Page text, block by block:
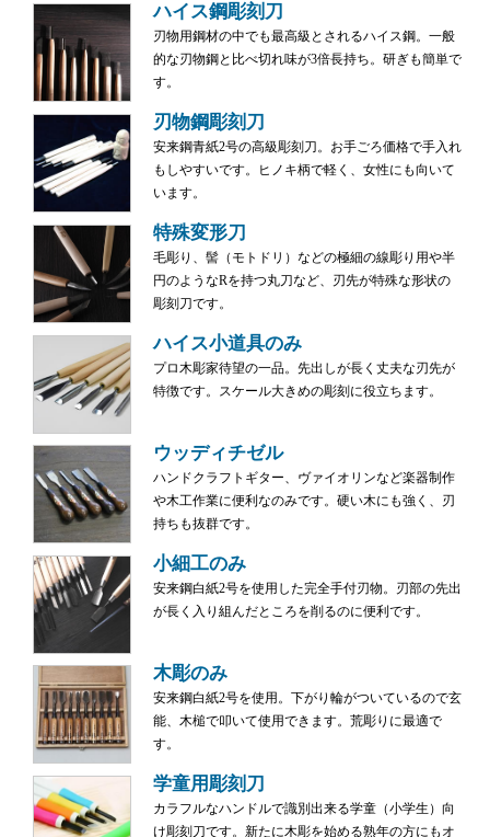
ハイス鋼彫刻刀
刃物用鋼材の中でも最高級とされるハイス鋼。一般
的な刃物鋼と比べ切れ味が3倍長持ち。研ぎも簡単で
す。
刃物鋼彫刻刀
安来鋼青紙2号の高級彫刻刀。お手ごろ価格で手入れ
もしやすいです。ヒノキ柄で軽く、女性にも向いて
います。
特殊変形刀
毛彫り、髻（モトドリ）などの極細の線彫り用や半
円のようなRを持つ丸刀など、刃先が特殊な形状の
彫刻刀です。
ハイス小道具のみ
プロ木彫家待望の一品。先出しが長く丈夫な刃先が
特徴です。スケール大きめの彫刻に役立ちます。
ウッディチゼル
ハンドクラフトギター、ヴァイオリンなど楽器制作
や木工作業に便利なのみです。硬い木にも強く、刃
持ちも抜群です。
小細工のみ
安来鋼白紙2号を使用した完全手付刃物。刃部の先出
が長く入り組んだところを削るのに便利です。
木彫のみ
安来鋼白紙2号を使用。下がり輪がついているので玄
能、木槌で叩いて使用できます。荒彫りに最適で
す。
学童用彫刻刀
カラフルなハンドルで識別出来る学童（小学生）向
け彫刻刀です。新たに木彫を始める熟年の方にもオ